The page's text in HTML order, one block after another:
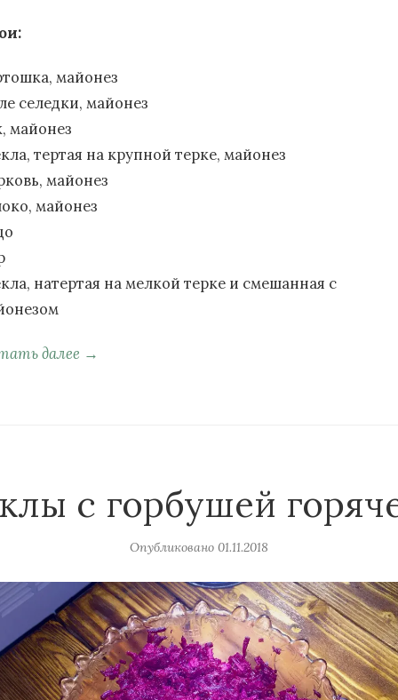
майонез
селедки, майонез
майонез
тертая на крупной терке, майонез
майонез
майонез
натертая на мелкой терке и смешанная с
далее →
с горбушей
Опубликовано 01.11.2018